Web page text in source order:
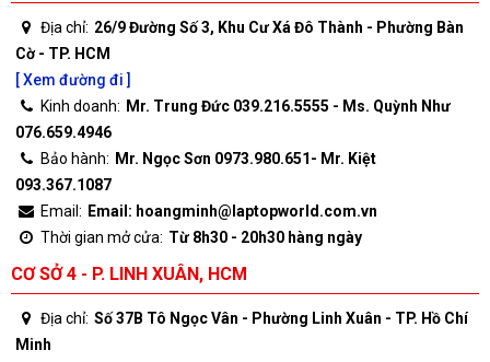
Địa chỉ: 26/9 Đường Số 3, Khu Cư Xá Đô Thành - Phường Bàn
Cờ - TP. HCM
[ Xem đường đi ]
Kinh doanh: Mr. Trung Đức 039.216.5555 - Ms. Quỳnh Như
076.659.4946
Bảo hành: Mr. Ngọc Sơn 0973.980.651- Mr. Kiệt
093.367.1087
Email: Email: hoangminh@laptopworld.com.vn
Thời gian mở cửa: Từ 8h30 - 20h30 hàng ngày
CƠ SỞ 4 - P. LINH XUÂN, HCM
Địa chỉ: Số 37B Tô Ngọc Vân - Phường Linh Xuân - TP. Hồ Chí
Minh